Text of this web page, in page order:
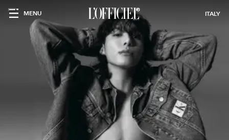
MENU ITALY